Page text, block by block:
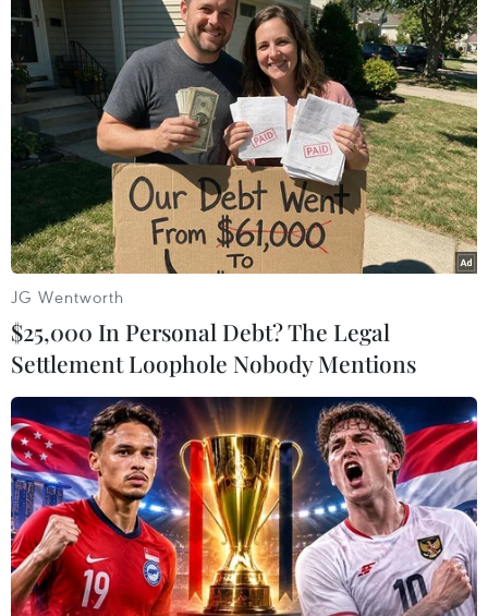
Theo dõi VietnamPlus
TIN LIÊN QUAN
JG Wentworth
$25,000 In Personal Debt? The Legal
Settlement Loophole Nobody Mentions